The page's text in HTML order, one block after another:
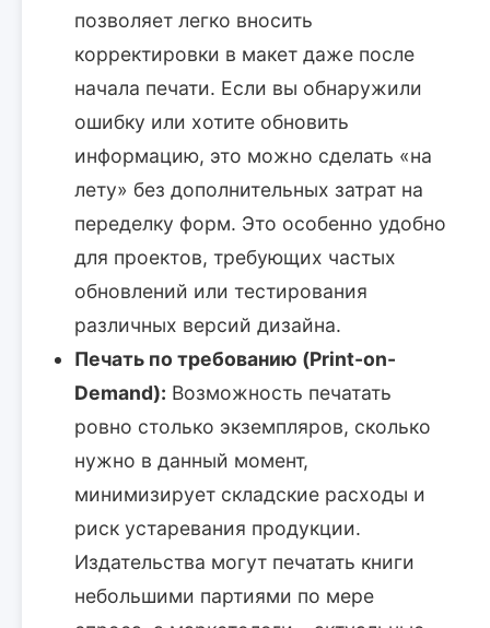
позволяет легко вносить
корректировки в макет даже после
начала печати. Если вы обнаружили
ошибку или хотите обновить
информацию, это можно сделать «на
лету» без дополнительных затрат на
переделку форм. Это особенно удобно
для проектов, требующих частых
обновлений или тестирования
различных версий дизайна.
Печать по требованию (Print-on-
Demand): Возможность печатать
ровно столько экземпляров, сколько
нужно в данный момент,
минимизирует складские расходы и
риск устаревания продукции.
Издательства могут печатать книги
небольшими партиями по мере